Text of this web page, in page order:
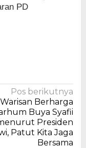
PD
Pos berikutnya
Warisan Berharga
Buya Syafii
Presiden
Patut Kita Jaga
Bersama